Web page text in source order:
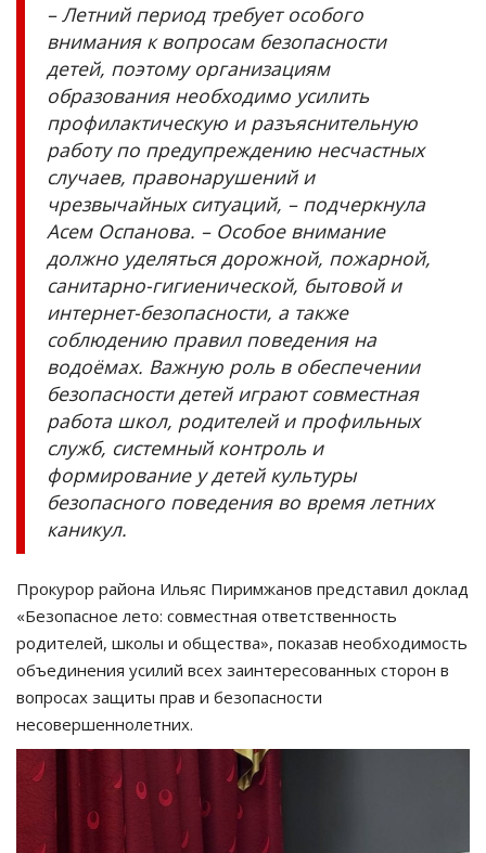
– Летний период требует особого
внимания к вопросам безопасности
детей, поэтому организациям
образования необходимо усилить
профилактическую и разъяснительную
работу по предупреждению несчастных
случаев, правонарушений и
чрезвычайных ситуаций, – подчеркнула
Асем Оспанова. – Особое внимание
должно уделяться дорожной, пожарной,
санитарно-гигиенической, бытовой и
интернет-безопасности, а также
соблюдению правил поведения на
водоёмах. Важную роль в обеспечении
безопасности детей играют совместная
работа школ, родителей и профильных
служб, системный контроль и
формирование у детей культуры
безопасного поведения во время летних
каникул.
Прокурор района Ильяс Пиримжанов представил доклад
«Безопасное лето: совместная ответственность
родителей, школы и общества», показав необходимость
объединения усилий всех заинтересованных сторон в
вопросах защиты прав и безопасности
несовершеннолетних.